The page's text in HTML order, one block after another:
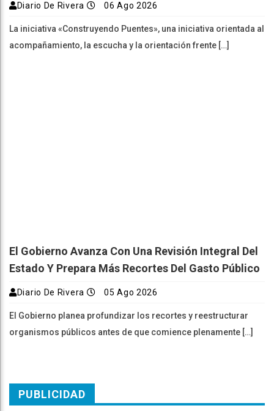
Diario De Rivera 06 Ago 2026
La iniciativa «Construyendo Puentes», una iniciativa orientada al
acompañamiento, la escucha y la orientación frente […]
El Gobierno Avanza Con Una Revisión Integral Del
Estado Y Prepara Más Recortes Del Gasto Público
Diario De Rivera 05 Ago 2026
El Gobierno planea profundizar los recortes y reestructurar
organismos públicos antes de que comience plenamente […]
PUBLICIDAD